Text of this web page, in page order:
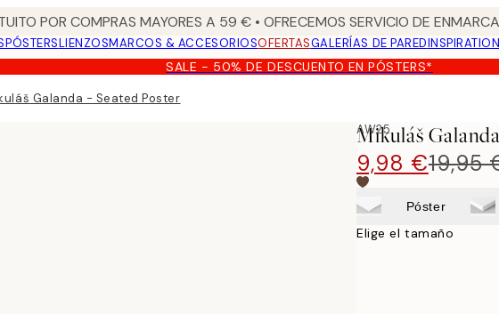
POR COMPRAS MAYORES A 59 € • OFRECEMOS SERVICIO DE
PÓSTERSLIENZOSMARCOS & ACCESORIOSOFERTASGALERÍAS DE PARED
SALE - 50% DE DESCUENTO EN PÓSTERS*
Galanda - Seated Poster
AW25
Mikuláš
9,98 €19,95
Póster
Elige el tamaño